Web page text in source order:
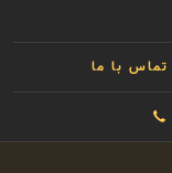
تماس با ما
تلگرام